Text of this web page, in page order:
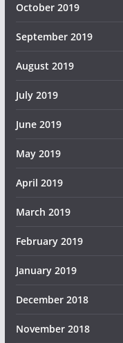
October 2019
September 2019
August 2019
July 2019
June 2019
May 2019
April 2019
March 2019
February 2019
January 2019
December 2018
November 2018